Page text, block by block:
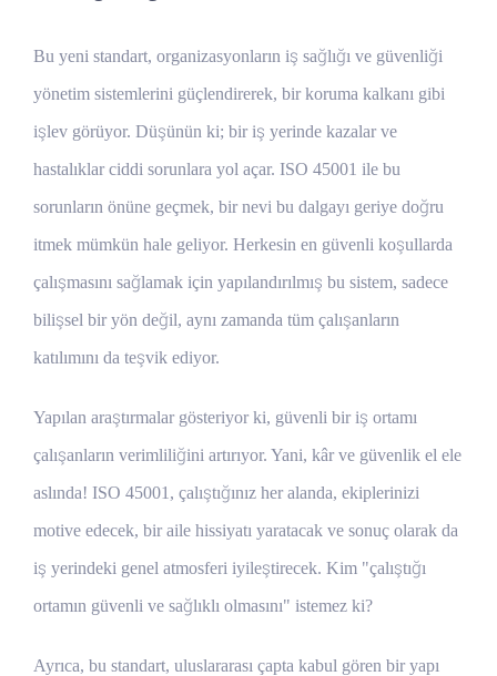
Bu yeni standart, organizasyonların iş sağlığı ve güvenliği
yönetim sistemlerini güçlendirerek, bir koruma kalkanı gibi
işlev görüyor. Düşünün ki; bir iş yerinde kazalar ve
hastalıklar ciddi sorunlara yol açar. ISO 45001 ile bu
sorunların önüne geçmek, bir nevi bu dalgayı geriye doğru
itmek mümkün hale geliyor. Herkesin en güvenli koşullarda
çalışmasını sağlamak için yapılandırılmış bu sistem, sadece
bilişsel bir yön değil, aynı zamanda tüm çalışanların
katılımını da teşvik ediyor.
Yapılan araştırmalar gösteriyor ki, güvenli bir iş ortamı
çalışanların verimliliğini artırıyor. Yani, kâr ve güvenlik el ele
aslında! ISO 45001, çalıştığınız her alanda, ekiplerinizi
motive edecek, bir aile hissiyatı yaratacak ve sonuç olarak da
iş yerindeki genel atmosferi iyileştirecek. Kim "çalıştığı
ortamın güvenli ve sağlıklı olmasını" istemez ki?
Ayrıca, bu standart, uluslararası çapta kabul gören bir yapı